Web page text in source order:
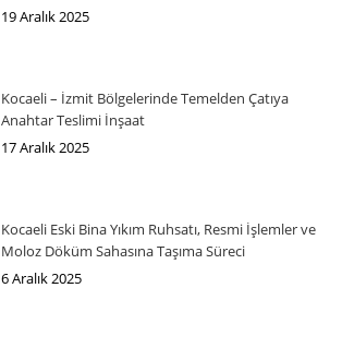
19 Aralık 2025
Kocaeli – İzmit Bölgelerinde Temelden Çatıya
Anahtar Teslimi İnşaat
17 Aralık 2025
Kocaeli Eski Bina Yıkım Ruhsatı, Resmi İşlemler ve
Moloz Döküm Sahasına Taşıma Süreci
6 Aralık 2025